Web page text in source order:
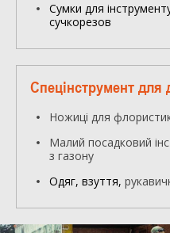
Сумки для
сучкорезов
Спецінструмент для
Ножиці для
Малий посадковий
з газону
Одяг, взуття,